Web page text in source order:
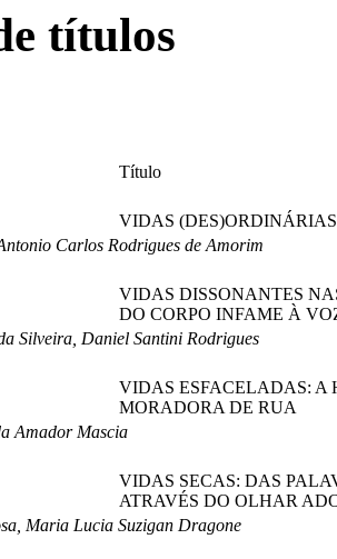
títulos
Título
VIDAS (DES)ORDINÁRIAS
Carlos Rodrigues de Amorim
VIDAS DISSONANTES
DO CORPO INFAME À
Silveira, Daniel Santini Rodrigues
VIDAS ESFACELADAS: A
MORADORA DE RUA
Amador Mascia
VIDAS SECAS: DAS
ATRAVÉS DO OLHAR
Maria Lucia Suzigan Dragone